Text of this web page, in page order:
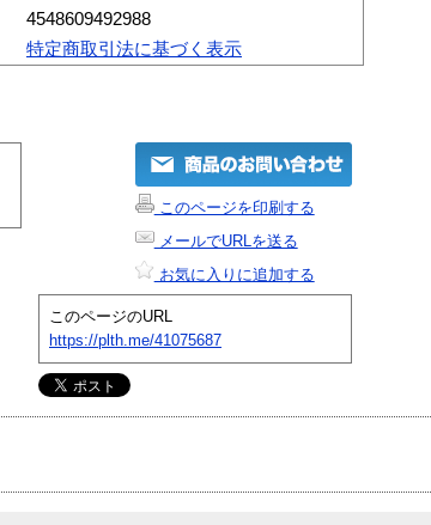
4548609492988
特定商取引法に基づく表示
このページを印刷する
メールでURLを送る
お気に入りに追加する
このページのURL
https://plth.me/41075687